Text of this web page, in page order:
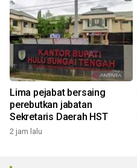
Lima pejabat bersaing
perebutkan jabatan
Sekretaris Daerah HST
2 jam lalu